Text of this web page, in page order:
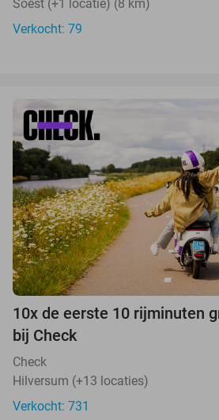
Soest (+1 locatie) (8 km)
Verkocht: 79
10x de eerste 10 rijminuten
bij Check
Check
Hilversum (+13 locaties)
Verkocht: 731